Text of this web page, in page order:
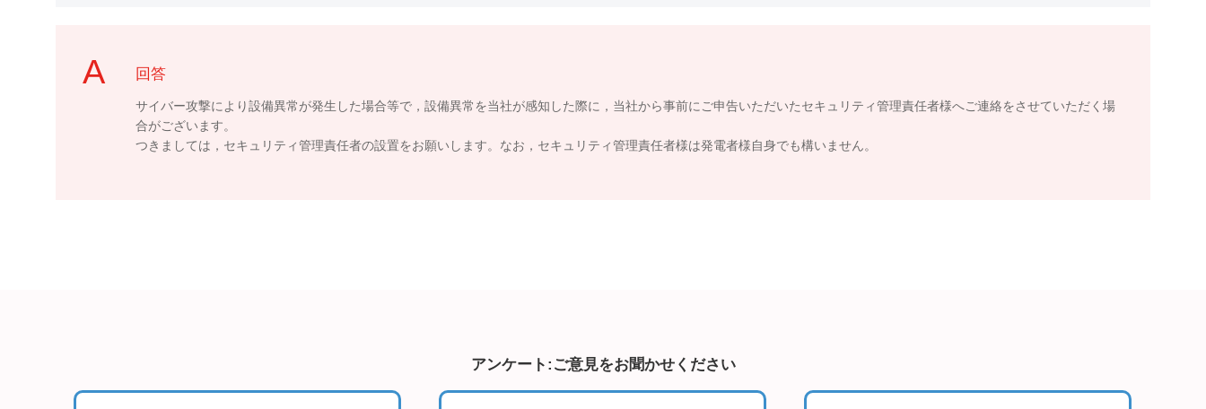
回答
サイバー攻撃により設備異常が発生した場合等で，設備異常を当社が感知した際に，当社から事前にご申告いただいたセキュリティ管理責任者様へご連絡をさせていただく場
合がございます。
つきましては，セキュリティ管理責任者の設置をお願いします。なお，セキュリティ管理責任者様は発電者様自身でも構いません。
アンケート:ご意見をお聞かせください